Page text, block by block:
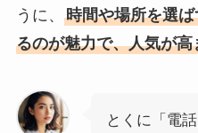
うに、 時間や場所を選
るのが魅力で、人気が
とくに「電